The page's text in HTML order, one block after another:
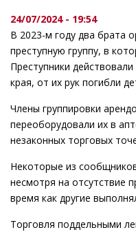
24/07/2024 - 19:54
В 2023-м году два брата
преступную группу, в
Преступники
края, от их рук погибли
Члены группировки
переоборудовали их в
незаконных торговых
Некоторые из
несмотря на отсутствие
время как другие
Торговля поддельными